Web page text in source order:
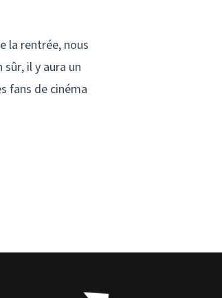
la rentrée, nous
il y aura un
fans de cinéma